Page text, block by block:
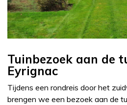
Tuinbezoek aan de
Eyrignac
Tijdens een rondreis door het
brengen we een bezoek aan de